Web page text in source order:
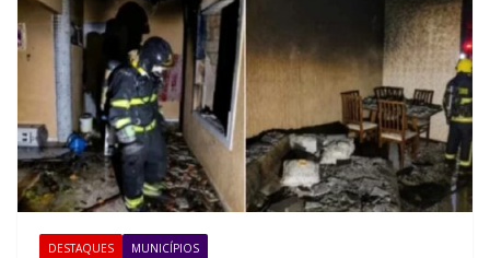
DESTAQUES MUNICÍPIOS